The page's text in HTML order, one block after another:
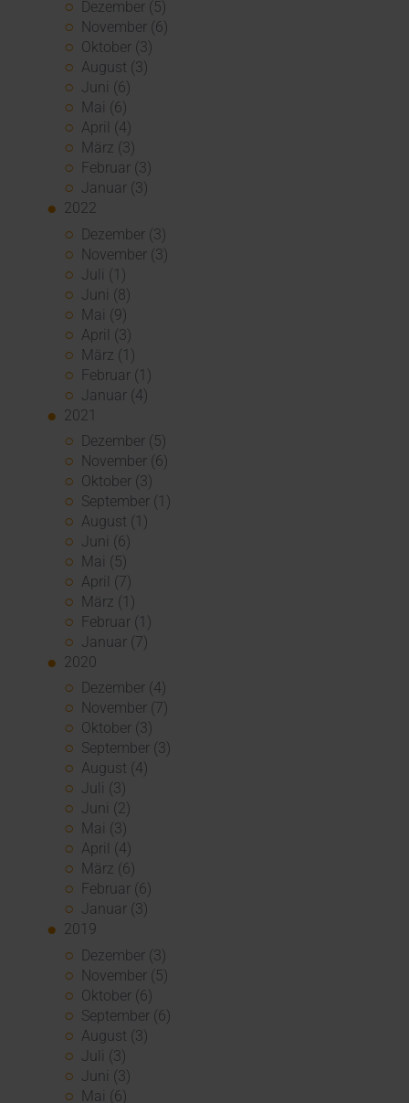
Dezember (5)
November (6)
Oktober (3)
August (3)
Juni (6)
Mai (6)
April (4)
März (3)
Februar (3)
Januar (3)
2022
Dezember (3)
November (3)
Juli (1)
Juni (8)
Mai (9)
April (3)
März (1)
Februar (1)
Januar (4)
2021
Dezember (5)
November (6)
Oktober (3)
September (1)
August (1)
Juni (6)
Mai (5)
April (7)
März (1)
Februar (1)
Januar (7)
2020
Dezember (4)
November (7)
Oktober (3)
September (3)
August (4)
Juli (3)
Juni (2)
Mai (3)
April (4)
März (6)
Februar (6)
Januar (3)
2019
Dezember (3)
November (5)
Oktober (6)
September (6)
August (3)
Juli (3)
Juni (3)
Mai (6)